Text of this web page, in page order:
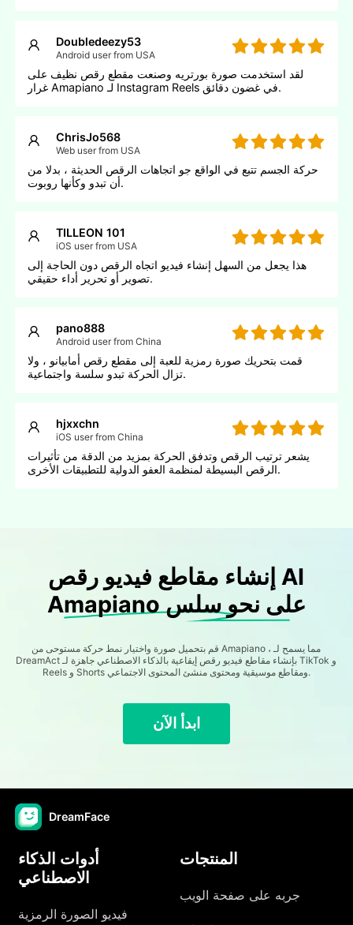
Doubledeezy53
Android user from USA
لقد استخدمت صورة بورتريه وصنعت مقطع رقص نظيف على
غرار Amapiano لـ Instagram Reels في غضون دقائق.
ChrisJo568
Web user from USA
حركة الجسم تتبع في الواقع جو اتجاهات الرقص الحديثة ، بدلا من
أن تبدو وكأنها روبوت.
TILLEON 101
iOS user from USA
هذا يجعل من السهل إنشاء فيديو اتجاه الرقص دون الحاجة إلى
تصوير أو تحرير أداء حقيقي.
pano888
Android user from China
قمت بتحريك صورة رمزية للعبة إلى مقطع رقص أمابيانو ، ولا
تزال الحركة تبدو سلسة واجتماعية.
hjxxchn
iOS user from China
يشعر ترتيب الرقص وتدفق الحركة بمزيد من الدقة من تأثيرات
الرقص البسيطة لمنظمة العفو الدولية للتطبيقات الأخرى.
إنشاء مقاطع فيديو رقص AI
Amapiano على نحو سلس
قم بتحميل صورة واختيار نمط حركة مستوحى من Amapiano ، مما يسمح لـ
DreamAct بإنشاء مقاطع فيديو رقص إيقاعية بالذكاء الاصطناعي جاهزة لـ TikTok و
Reels و Shorts ومقاطع موسيقية ومحتوى منشئ المحتوى الاجتماعي.
ابدأ الآن
DreamFace
أدوات الذكاء
الاصطناعي
فيديو الصورة الرمزية
المنتجات
جربه على صفحة الويب